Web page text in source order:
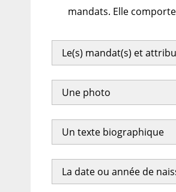
mandats. Elle
Le(s) mandat(s) et
Une photo
Un texte biographique
La date ou année de